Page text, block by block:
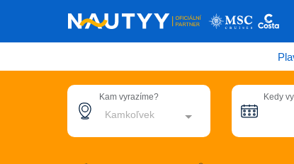
Kam vyrazíme?
Kamkoľvek
Kedy